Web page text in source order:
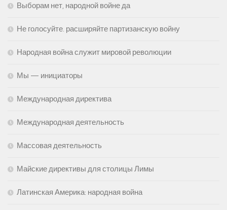
Выборам нет, народной войне да
Не голосуйте. расширяйте партизанскую войну
Народная война служит мировой революции
Мы — инициаторы
Международная директива
Международная деятельность
Массовая деятельность
Майские директивы для столицы Лимы
Латинская Америка: народная война